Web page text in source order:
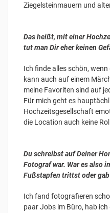
Ziegelsteinmauern und
Das heißt, mit einer
tut man Dir eher keinen
Ich finde alles schön,
kann auch auf einem
meine Favoriten sind auf
Für mich geht es
Hochzeitsgesellschaft
die Location auch keine
Du schreibst auf Deiner
Fotograf war. War es also
Fußstapfen trittst oder gab
Ich fand fotografieren
paar Jobs im Büro, hab